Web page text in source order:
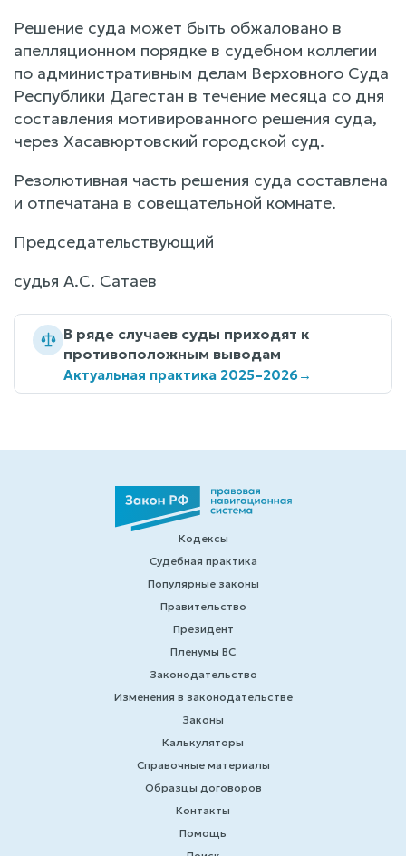
Решение суда может быть обжаловано в
апелляционном порядке в судебном коллегии
по административным делам Верховного Суда
Республики Дагестан в течение месяца со дня
составления мотивированного решения суда,
через Хасавюртовский городской суд.
Резолютивная часть решения суда составлена
и отпечатана в совещательной комнате.
Председательствующий
судья А.С. Сатаев
В ряде случаев суды приходят к
противоположным выводам
Актуальная практика 2025–2026→
Кодексы
Судебная практика
Популярные законы
Правительство
Президент
Пленумы ВС
Законодательство
Изменения в законодательстве
Законы
Калькуляторы
Справочные материалы
Образцы договоров
Контакты
Помощь